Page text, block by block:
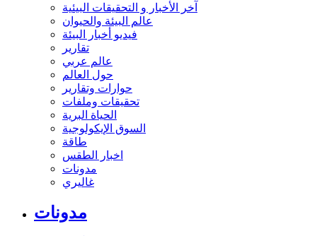
آخر الأخبار و التحقيقات البيئية
عالم البيئة والحيوان
فيديو أخبار البيئة
تقارير
عالم عربي
حول العالم
حوارات وتقارير
تحقيقات وملفات
الحياة البرية
السوق الإيكولوجية
طاقة
اخبار الطقس
مدونات
غاليري
مدونات